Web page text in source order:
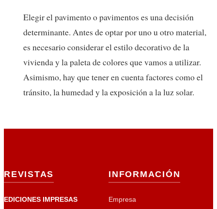
Elegir el pavimento o pavimentos es una decisión
determinante. Antes de optar por uno u otro material,
es necesario considerar el estilo decorativo de la
vivienda y la paleta de colores que vamos a utilizar.
Asimismo, hay que tener en cuenta factores como el
tránsito, la humedad y la exposición a la luz solar.
REVISTAS
EDICIONES IMPRESAS
INFORMACIÓN
Empresa